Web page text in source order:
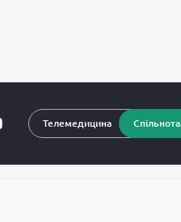
Телемедицина Спільнота
лікарю онлайн